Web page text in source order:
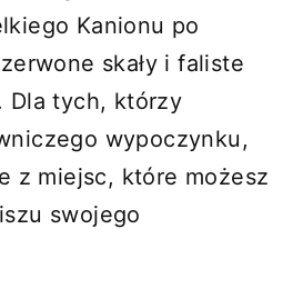
Kanionu po
skały i faliste
Dla tych, którzy
wypoczynku,
z miejsc, które możesz
swojego